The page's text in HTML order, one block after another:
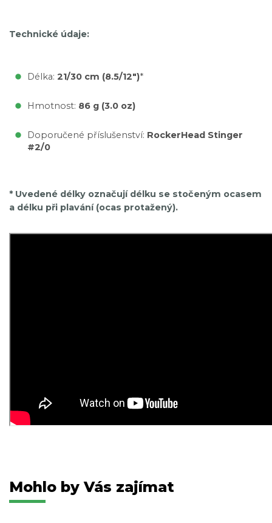
Technické údaje:
Délka: 21/30 cm (8.5/12")*
Hmotnost: 86 g (3.0 oz)
Doporučené příslušenství: RockerHead Stinger
#2/0
* Uvedené délky označují délku se stočeným ocasem
a délku při plavání (ocas protažený).
Mohlo by Vás zajímat